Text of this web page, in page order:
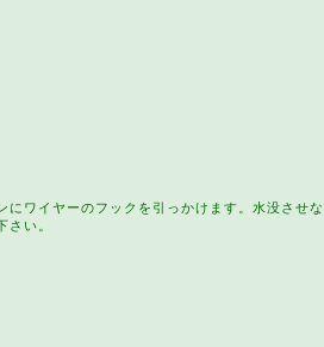
にワイヤーのフックを引っかけます。水没させな
さい。